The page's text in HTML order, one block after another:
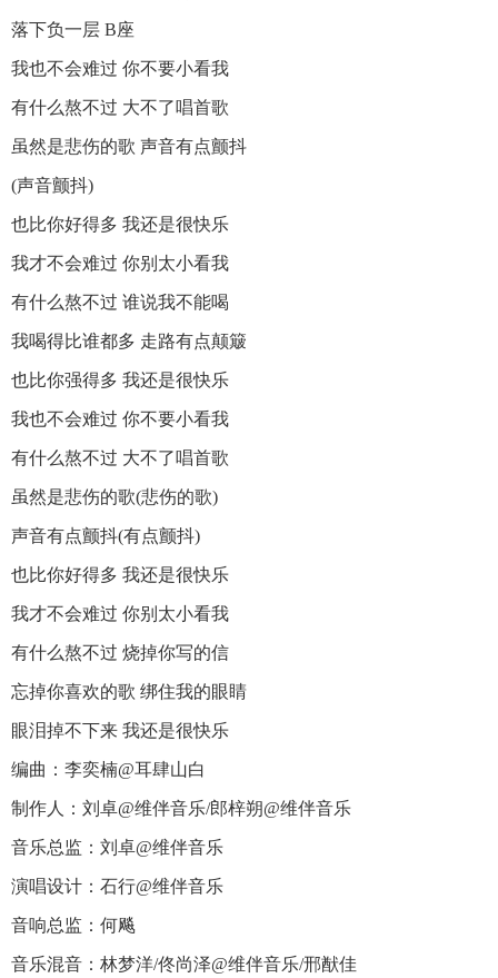
落下负一层 B座
我也不会难过 你不要小看我
有什么熬不过 大不了唱首歌
虽然是悲伤的歌 声音有点颤抖
(声音颤抖)
也比你好得多 我还是很快乐
我才不会难过 你别太小看我
有什么熬不过 谁说我不能喝
我喝得比谁都多 走路有点颠簸
也比你强得多 我还是很快乐
我也不会难过 你不要小看我
有什么熬不过 大不了唱首歌
虽然是悲伤的歌(悲伤的歌)
声音有点颤抖(有点颤抖)
也比你好得多 我还是很快乐
我才不会难过 你别太小看我
有什么熬不过 烧掉你写的信
忘掉你喜欢的歌 绑住我的眼睛
眼泪掉不下来 我还是很快乐
编曲：李奕楠@耳肆山白
制作人：刘卓@维伴音乐/郎梓朔@维伴音乐
音乐总监：刘卓@维伴音乐
演唱设计：石行@维伴音乐
音响总监：何飚
音乐混音：林梦洋/佟尚泽@维伴音乐/邢猷佳